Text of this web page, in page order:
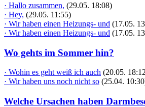
· Hallo zusammen, (29.05. 18:08)
· Hey, (29.05. 11:55)
· Wir haben einen Heizungs- und (17.05.
· Wir haben einen Heizungs- und (17.05.
Wo gehts im Sommer hin?
· Wohin es geht weiß ich auch (20.05.
· Wir haben uns noch nicht so (25.04.
Welche Ursachen haben